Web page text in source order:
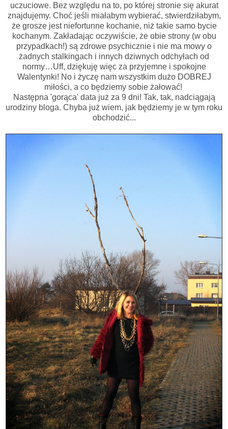
uczuciowe. Bez względu na to, po której stronie się akurat
znajdujemy. Choć jeśli miałabym wybierać, stwierdziłabym,
że grosze jest niefortunne kochanie, niż takie samo bycie
kochanym. Zakładając oczywiście, że obie strony (w obu
przypadkach!) są zdrowe psychicznie i nie ma mowy o
żadnych stalkingach i innych dziwnych odchyłach od
normy…Uff, dziękuję więc za przyjemne i spokojne
Walentynki! No i życzę nam wszystkim dużo DOBREJ
miłości, a co będziemy sobie żałować!
Następna 'gorąca' data już za 9 dni! Tak, tak, nadciągają
urodziny bloga. Chyba już wiem, jak będziemy je w tym roku
obchodzić...